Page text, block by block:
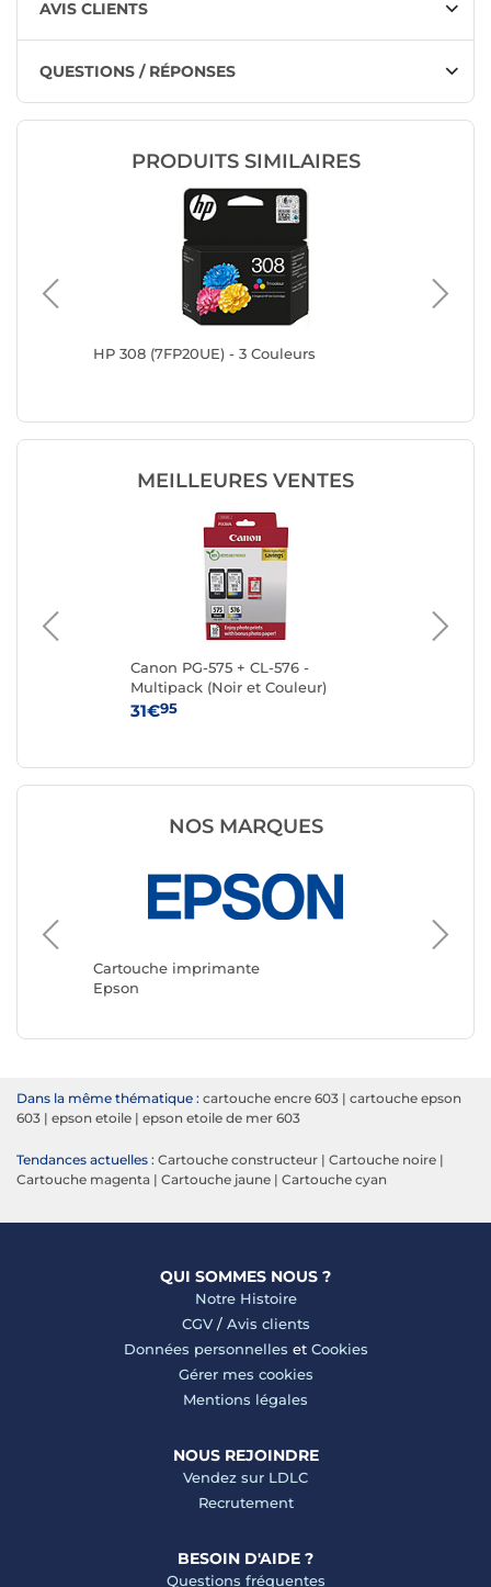
AVIS CLIENTS
QUESTIONS / RÉPONSES
PRODUITS SIMILAIRES
HP 308 (7FP20UE) - 3 Couleurs
MEILLEURES VENTES
Canon PG-575 + CL-576 -
Multipack (Noir et Couleur)
31€95
NOS MARQUES
Cartouche imprimante
Epson
Canon
Dans la même thématique : cartouche encre 603 | cartouche epson
603 | epson etoile | epson etoile de mer 603
Tendances actuelles : Cartouche constructeur | Cartouche noire |
Cartouche magenta | Cartouche jaune | Cartouche cyan
QUI SOMMES NOUS ?
Notre Histoire
CGV/ Avis clients
Données personnelles et Cookies
Gérer mes cookies
Mentions légales
NOUS REJOINDRE
Vendez sur LDLC
Recrutement
BESOIN D'AIDE ?
Questions fréquentes